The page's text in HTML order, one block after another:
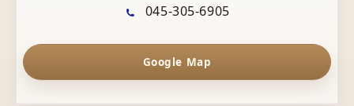
045-305-6905
Google Map